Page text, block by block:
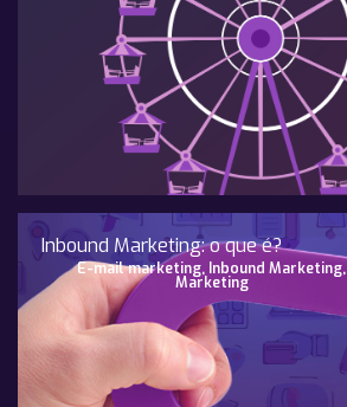
Inbound Marketing: o que é?
E-mail marketing, Inbound Marketing,
Marketing